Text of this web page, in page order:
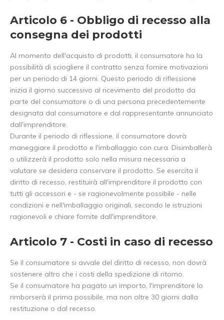
Articolo 6 - Obbligo di recesso alla
consegna dei prodotti
Al momento dell'acquisto di prodotti, il consumatore ha la
possibilità di sciogliere il contratto senza fornire motivazioni
per un periodo di 14 giorni. Questo periodo di riflessione
inizia il giorno successivo al ricevimento del prodotto da
parte del consumatore o di una persona precedentemente
designata dal consumatore e dal rappresentante annunciato
dall'imprenditore.
Durante il periodo di riflessione, il consumatore dovrà
maneggiare il prodotto e l'imballaggio con cura. Disimballerà
o utilizzerà il prodotto solo nella misura necessaria a
valutare se desidera conservare il prodotto. Se esercita il
diritto di recesso, restituirà all'imprenditore il prodotto con
tutti gli accessori e - se ragionevolmente possibile - nelle
condizioni e nell'imballaggio originali, secondo le istruzioni
ragionevoli e chiare fornite dall'imprenditore.
Articolo 7 - Costi in caso di recesso
Se il consumatore si avvale del diritto di recesso, non dovrà
sostenere altro che i costi della spedizione di ritorno.
Se il consumatore ha pagato un importo, l'imprenditore lo
rimborserà il prima possibile, ma non oltre 30 giorni dalla
restituzione o dal recesso.